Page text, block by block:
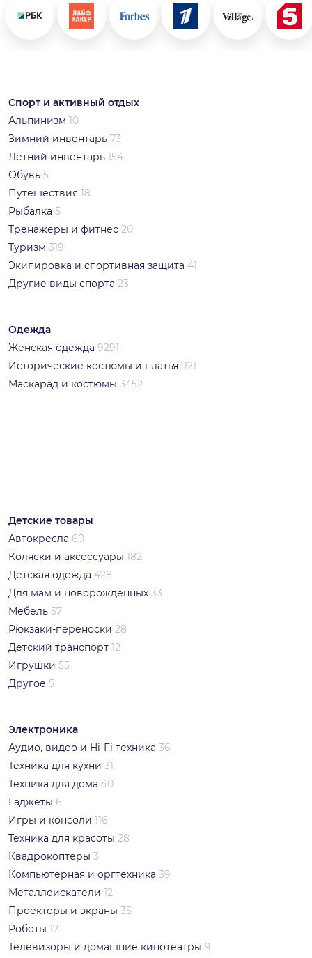
Спорт и активный отдых
Альпинизм 10
Зимний инвентарь 73
Летний инвентарь 154
Обувь 5
Путешествия 18
Рыбалка 5
Тренажеры и фитнес 20
Туризм 319
Экипировка и спортивная защита 41
Другие виды спорта 23
Одежда
Женская одежда 9291
Исторические костюмы и платья 921
Маскарад и костюмы 3452
Детские товары
Автокресла 60
Коляски и аксессуары 182
Детская одежда 428
Для мам и новорожденных 33
Мебель 57
Рюкзаки-переноски 28
Детский транспорт 12
Игрушки 55
Другое 5
Электроника
Аудио, видео и Hi-Fi техника 36
Техника для кухни 31
Техника для дома 40
Гаджеты 6
Игры и консоли 116
Техника для красоты 28
Квадрокоптеры 3
Компьютерная и оргтехника 39
Металлоискатели 12
Проекторы и экраны 35
Роботы 17
Телевизоры и домашние кинотеатры 9